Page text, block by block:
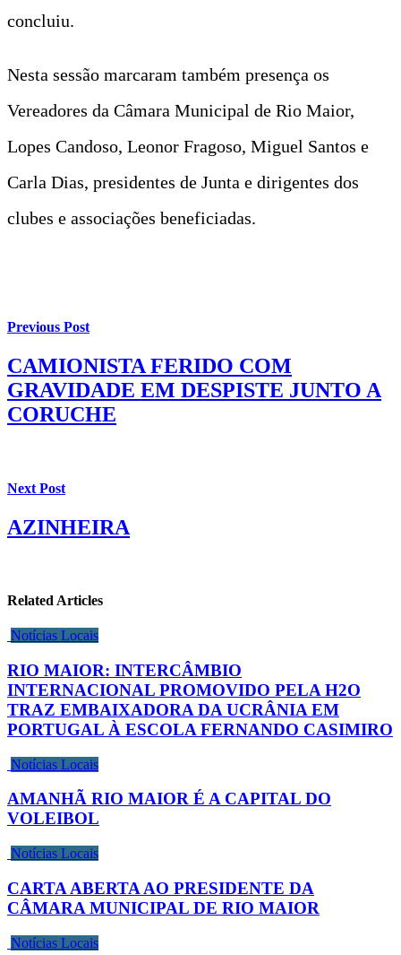
concluiu.
Nesta sessão marcaram também presença os
Vereadores da Câmara Municipal de Rio Maior,
Lopes Candoso, Leonor Fragoso, Miguel Santos e
Carla Dias, presidentes de Junta e dirigentes dos
clubes e associações beneficiadas.
Previous Post
CAMIONISTA FERIDO COM
GRAVIDADE EM DESPISTE JUNTO A
CORUCHE
Next Post
AZINHEIRA
Related Articles
Notícias Locais
RIO MAIOR: INTERCÂMBIO
INTERNACIONAL PROMOVIDO PELA H2O
TRAZ EMBAIXADORA DA UCRÂNIA EM
PORTUGAL À ESCOLA FERNANDO CASIMIRO
Notícias Locais
AMANHÃ RIO MAIOR É A CAPITAL DO
VOLEIBOL
Notícias Locais
CARTA ABERTA AO PRESIDENTE DA
CÂMARA MUNICIPAL DE RIO MAIOR
Notícias Locais